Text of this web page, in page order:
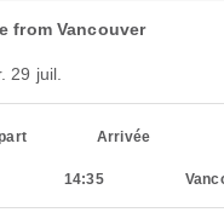
from Vancouver
29 juil.
Arrivée
14:35